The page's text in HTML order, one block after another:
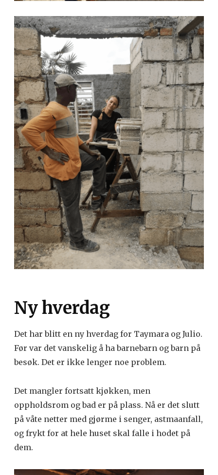
Ny hverdag
Det har blitt en ny hverdag for Taymara og Julio.
Før var det vanskelig å ha barnebarn og barn på
besøk. Det er ikke lenger noe problem.
Det mangler fortsatt kjøkken, men
oppholdsrom og bad er på plass. Nå er det slutt
på våte netter med gjørme i senger, astmaanfall,
og frykt for at hele huset skal falle i hodet på
dem.